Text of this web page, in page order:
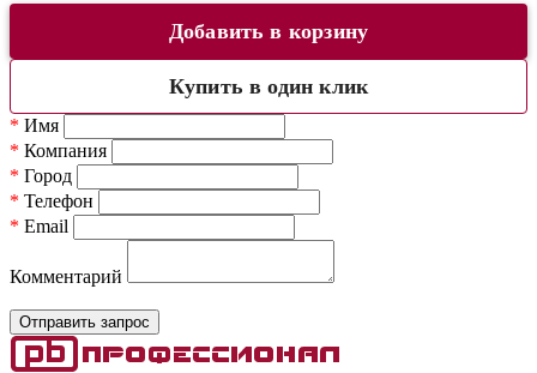
Добавить в корзину
Купить в один клик
* Имя
* Компания
* Город
* Телефон
* Email
Комментарий